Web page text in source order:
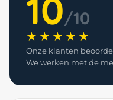
10/10
★★★★★
Onze klanten
We werken met de